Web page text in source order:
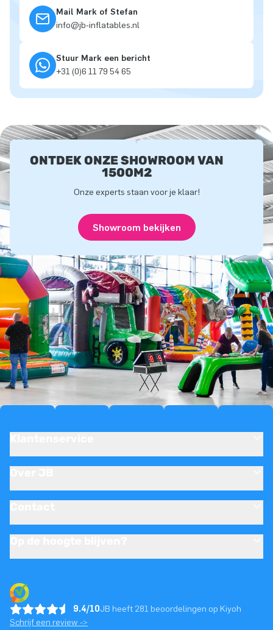
Mail Mark of Stefan
info@jb-inflatables.nl
Stuur Mark een bericht
+31 (0)6 11 79 54 65
ONTDEK ONZE SHOWROOM VAN
1500M2
Onze experts staan voor je klaar!
Showroom bekijken
9.4/10JB heeft 281 beoordelingen op Kiyoh
Schrijf een review ->